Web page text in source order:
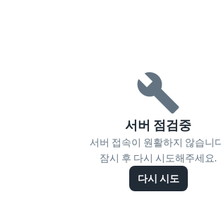
서버 점검중
서버 접속이 원활하지 않습니
잠시 후 다시 시도해주세요.
다시 시도